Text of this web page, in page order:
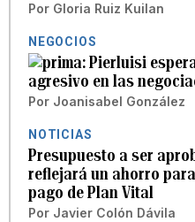
Por Gloria Ruiz Kuilan
NEGOCIOS
Pierluisi
agresivo en las
Por Joanisabel González
NOTICIAS
Presupuesto a ser
reflejará un ahorro
pago de Plan Vital
Por Javier Colón Dávila